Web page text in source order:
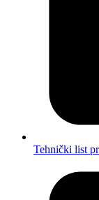
Tehnički list